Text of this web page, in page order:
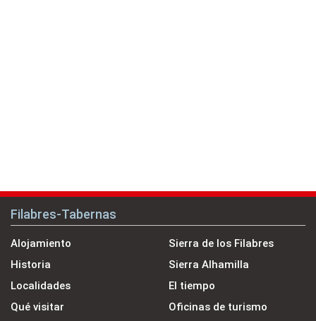
Filabres-Tabernas
Alojamiento
Historia
Localidades
Qué visitar
Sierra de los Filabres
Sierra Alhamilla
El tiempo
Oficinas de turismo